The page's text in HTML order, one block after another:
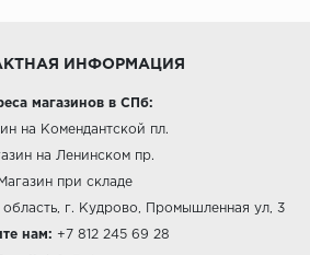
ИНФОРМАЦИЯ
магазинов в СПб:
на Комендантской пл.
на Ленинском пр.
Магазин при складе
область, г. Кудрово, Промышленная ул, 3
нам: +7 812 245 69 28